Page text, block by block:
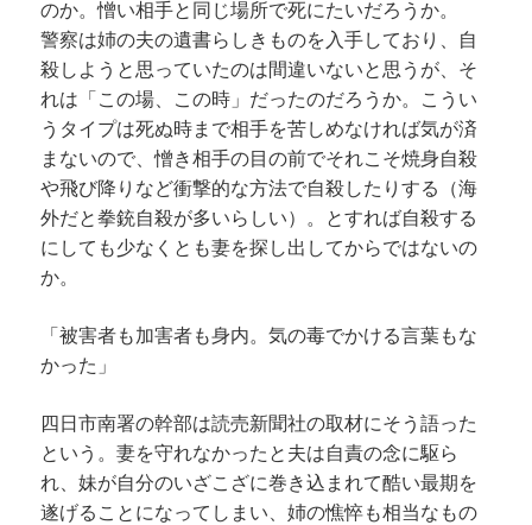
のか。憎い相手と同じ場所で死にたいだろうか。
警察は姉の夫の遺書らしきものを入手しており、自
殺しようと思っていたのは間違いないと思うが、そ
れは「この場、この時」だったのだろうか。こうい
うタイプは死ぬ時まで相手を苦しめなければ気が済
まないので、憎き相手の目の前でそれこそ焼身自殺
や飛び降りなど衝撃的な方法で自殺したりする（海
外だと拳銃自殺が多いらしい）。とすれば自殺する
にしても少なくとも妻を探し出してからではないの
か。
「被害者も加害者も身内。気の毒でかける言葉もな
かった」
四日市南署の幹部は読売新聞社の取材にそう語った
という。妻を守れなかったと夫は自責の念に駆ら
れ、妹が自分のいざこざに巻き込まれて酷い最期を
遂げることになってしまい、姉の憔悴も相当なもの